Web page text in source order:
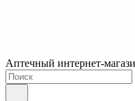
Аптечный интернет-